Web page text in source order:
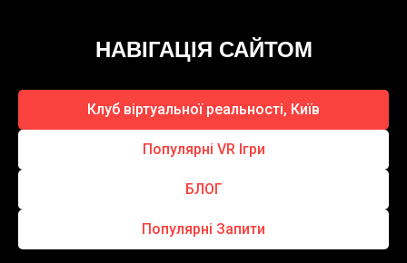
НАВІГАЦІЯ САЙТОМ
Клуб віртуальної реальності, Київ
Популярні VR Ігри
БЛОГ
Популярні Запити